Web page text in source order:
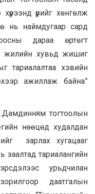
үрийг хөнгөлж
нь наймдугаар сард
дараа өртөгт
жилийн хувьд жишиг
тариалалтаа хэвийн
ажиллаж байна”
тогтоолын
нөөцөд худалдан
зарлах хугацааг
заалтад тариалангийн
урьдчилан
даатгалын